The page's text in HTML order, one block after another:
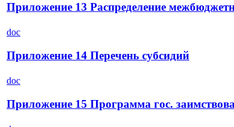
Приложение 13 Распределение
doc
Приложение 14 Перечень субсидий
doc
Приложение 15 Программа гос.